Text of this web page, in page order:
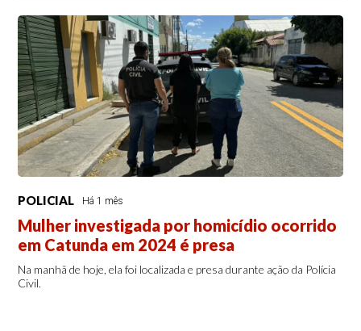
POLICIAL Há 1 mês
Mulher investigada por homicídio ocorrido
em Catunda em 2024 é presa
Na manhã de hoje, ela foi localizada e presa durante ação da Polícia
Civil.